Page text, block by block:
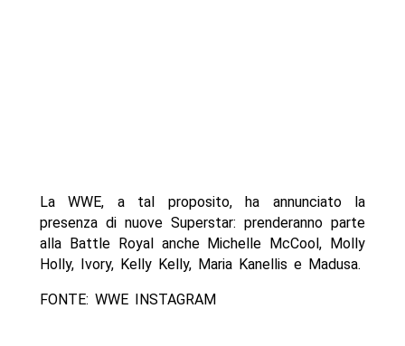
La WWE, a tal proposito, ha annunciato la
presenza di nuove Superstar: prenderanno parte
alla Battle Royal anche Michelle McCool, Molly
Holly, Ivory, Kelly Kelly, Maria Kanellis e Madusa.
FONTE: WWE INSTAGRAM